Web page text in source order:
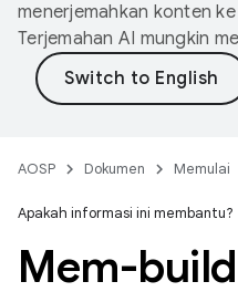
menerjemahkan konten
Terjemahan AI mungkin
AOSP Dokumen Memulai
Apakah informasi ini membantu?
Mem-